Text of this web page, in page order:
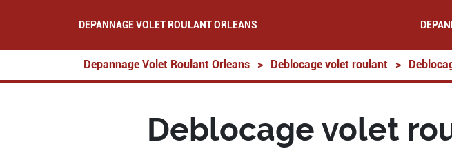
DEPANNAGE VOLET ROULANT ORLEANS
Depannage Volet Roulant Orleans > Deblocage volet roulant >
Deblocage volet